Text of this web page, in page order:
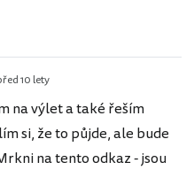
10 lety
na výlet a také řeším
si, že to půjde, ale bude
na tento odkaz - jsou